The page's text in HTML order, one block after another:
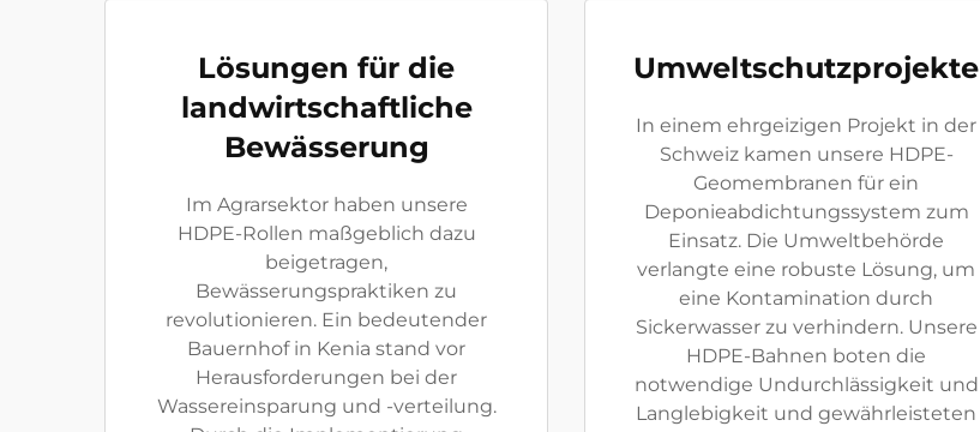
Lösungen für die
landwirtschaftliche
Bewässerung
Im Agrarsektor haben unsere
HDPE-Rollen maßgeblich dazu
beigetragen,
Bewässerungspraktiken zu
revolutionieren. Ein bedeutender
Bauernhof in Kenia stand vor
Herausforderungen bei der
Wassereinsparung und -verteilung.
Umweltschutzprojekte
In einem ehrgeizigen Projekt in der
Schweiz kamen unsere HDPE-
Geomembranen für ein
Deponieabdichtungssystem zum
Einsatz. Die Umweltbehörde
verlangte eine robuste Lösung, um
eine Kontamination durch
Sickerwasser zu verhindern. Unsere
HDPE-Bahnen boten die
notwendige Undurchlässigkeit und
Langlebigkeit und gewährleisteten